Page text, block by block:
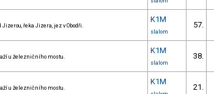
Jizerou, řeka Jizera, jez v Obodři.
K1M
slalom
57.
u železničního mostu.
K1M
slalom
38.
u železničního mostu.
K1M
21.